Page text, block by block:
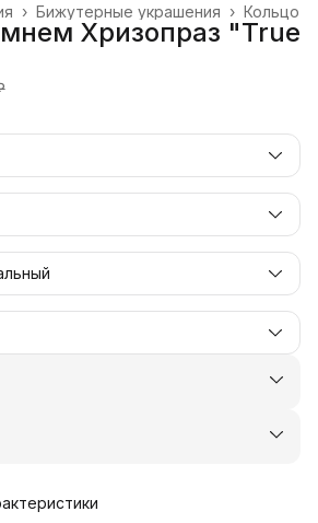
Кольцо
Бижутерные украшения ›
›
Хризопраз "True
Сплит